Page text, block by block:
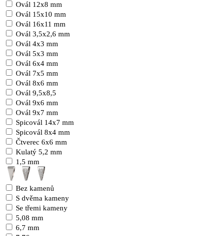
Ovál 12x8 mm
Ovál 15x10 mm
Ovál 16x11 mm
Ovál 3,5x2,6 mm
Ovál 4x3 mm
Ovál 5x3 mm
Ovál 6x4 mm
Ovál 7x5 mm
Ovál 8x6 mm
Ovál 9,5x8,5
Ovál 9x6 mm
Ovál 9x7 mm
Spicovál 14x7 mm
Spicovál 8x4 mm
Čtverec 6x6 mm
Kulatý 5,2 mm
1,5 mm
Bez kamenů
S dvěma kameny
Se třemi kameny
5,08 mm
6,7 mm